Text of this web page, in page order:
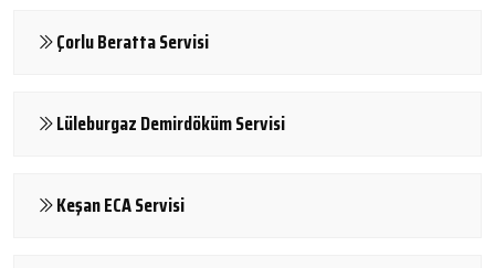
Çorlu Beratta Servisi
Lüleburgaz Demirdöküm Servisi
Keşan ECA Servisi